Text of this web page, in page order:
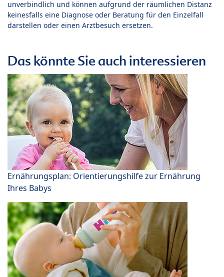
unverbindlich und können aufgrund der räumlichen Distanz
keinesfalls eine Diagnose oder Beratung für den Einzelfall
darstellen oder einen Arztbesuch ersetzen.
Das könnte Sie auch interessieren
Ernährungsplan: Orientierungshilfe zur Ernährung
Ihres Babys